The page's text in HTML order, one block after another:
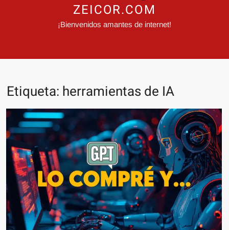
ZEICOR.COM
¡Bienvenidos amantes de internet!
Etiqueta: herramientas de IA